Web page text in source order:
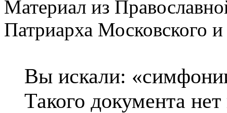
Материал из
Патриарха Московского
Вы искали:
Такого документа